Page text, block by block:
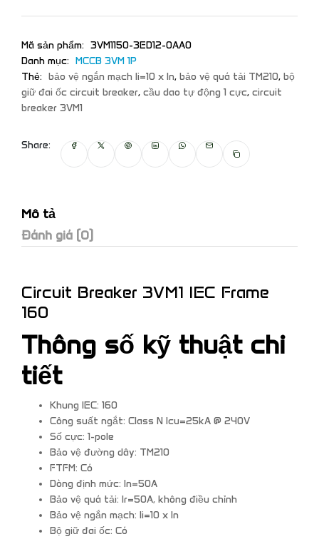
Mã sản phẩm: 3VM1150-3ED12-0AA0
Danh mục: MCCB 3VM 1P
Thẻ: bảo vệ ngắn mạch Ii=10 x In, bảo vệ quá tải TM210, bộ
giữ đai ốc circuit breaker, cầu dao tự động 1 cực, circuit
breaker 3VM1
Share:
Mô tả
Đánh giá (0)
Circuit Breaker 3VM1 IEC Frame
160
Thông số kỹ thuật chi
tiết
Khung IEC: 160
Công suất ngắt: Class N Icu=25kA @ 240V
Số cực: 1-pole
Bảo vệ đường dây: TM210
FTFM: Có
Dòng định mức: In=50A
Bảo vệ quá tải: Ir=50A, không điều chỉnh
Bảo vệ ngắn mạch: Ii=10 x In
Bộ giữ đai ốc: Có